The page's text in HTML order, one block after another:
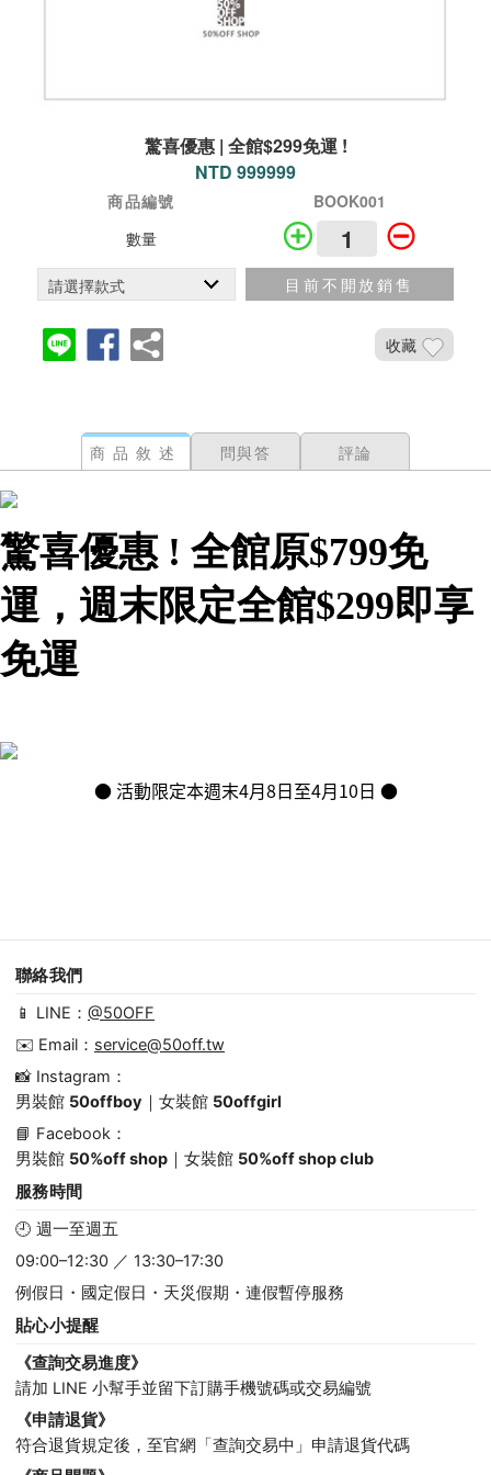
驚喜優惠 | 全館$299免運 !
NTD 999999
商品編號
BOOK001
數量
目前不開放銷售
收藏
商品敘述 問與答 評論